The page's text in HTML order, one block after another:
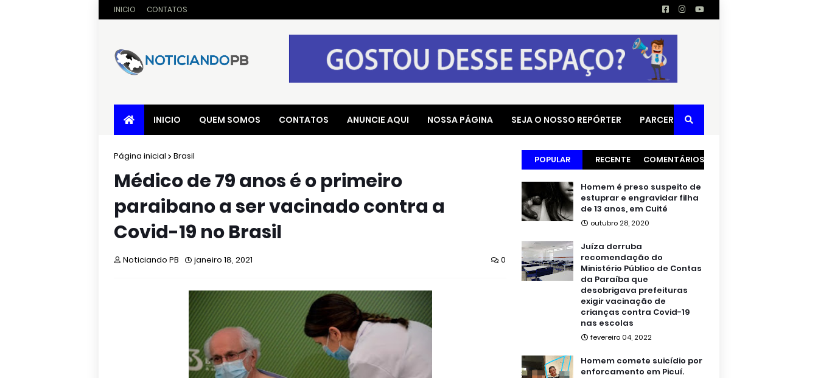
INICIO CONTATOS
INICIO QUEM SOMOS CONTATOS ANUNCIE AQUI NOSSA PÁGINA SEJA O NOSSO REPÓRTER PARCERIAS
Página inicial Brasil
Médico de 79 anos é o primeiro
paraibano a ser vacinado contra a
Covid-19 no Brasil
Noticiando PB janeiro 18, 2021 0
POPULAR RECENTE COMENTÁRIOS
Homem é preso suspeito de
estuprar e engravidar filha
de 13 anos, em Cuité
outubro 28, 2020
Juíza derruba
recomendação do
Ministério Público de Contas
da Paraíba que
desobrigava prefeituras
exigir vacinação de
crianças contra Covid-19
nas escolas
fevereiro 04, 2022
Homem comete suicídio por
enforcamento em Picuí.